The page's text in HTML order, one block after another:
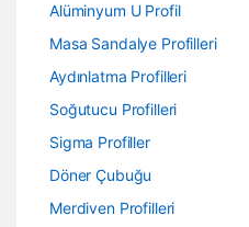
Alüminyum U Profil
Masa Sandalye Profilleri
Aydınlatma Profilleri
Soğutucu Profilleri
Sigma Profiller
Döner Çubuğu
Merdiven Profilleri